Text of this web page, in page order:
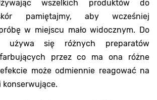
wszelkich produktów do
pamiętajmy, aby wcześniej
w miejscu mało widocznym. Do
używa się różnych preparatów
przez co ma ona różne
może odmiennie reagować na
konserwujące.